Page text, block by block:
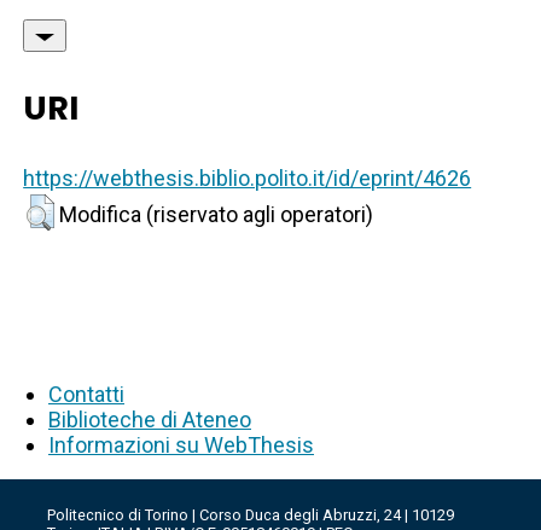
URI
https://webthesis.biblio.polito.it/id/eprint/4626
Modifica (riservato agli operatori)
Contatti
Biblioteche di Ateneo
Informazioni su WebThesis
Politecnico di Torino | Corso Duca degli Abruzzi, 24 | 10129